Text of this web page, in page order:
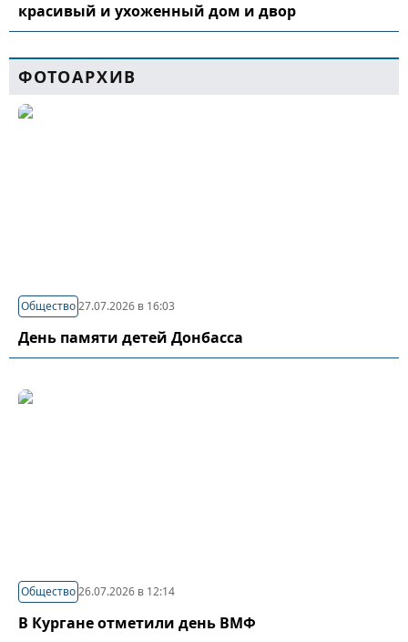
красивый и ухоженный дом и двор
ФОТОАРХИВ
Общество27.07.2026 в 16:03
День памяти детей Донбасса
Общество26.07.2026 в 12:14
В Кургане отметили день ВМФ